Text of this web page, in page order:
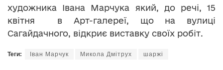
художника Івана Марчука який, до речі, 15
квітня в Арт-галереї, що на вулиці
Сагайдачного, відкриє виставку своїх робіт.
Теги: Іван Марчук Микола Дмітрух шаржі